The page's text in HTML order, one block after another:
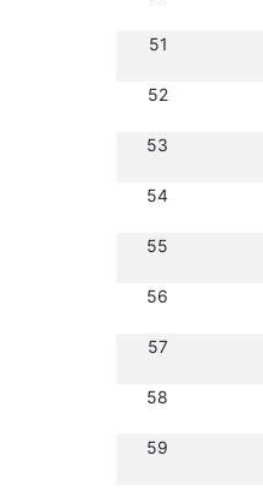
51
52
53
54
55
56
57
58
59